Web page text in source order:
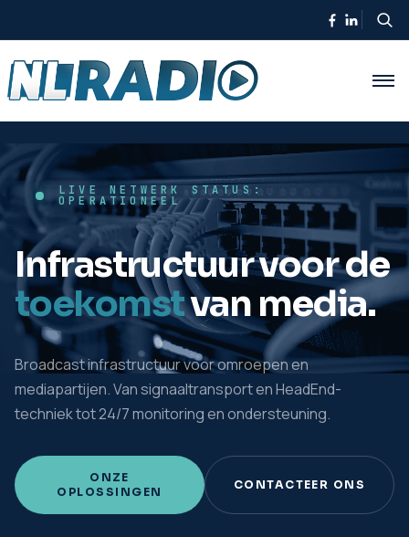
LIVE NETWERK STATUS:
OPERATIONEEL
Infrastructuur voor de
toekomstvan media.
Broadcast infrastructuur voor omroepen en
mediapartijen. Van signaaltransport en HeadEnd-
techniek tot 24/7 monitoring en ondersteuning.
ONZE
OPLOSSINGEN
CONTACTEER ONS